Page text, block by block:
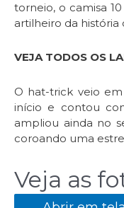
torneio, o camisa
artilheiro da história
VEJA TODOS OS
O hat-trick veio
início e contou
ampliou ainda no
coroando uma
Veja as